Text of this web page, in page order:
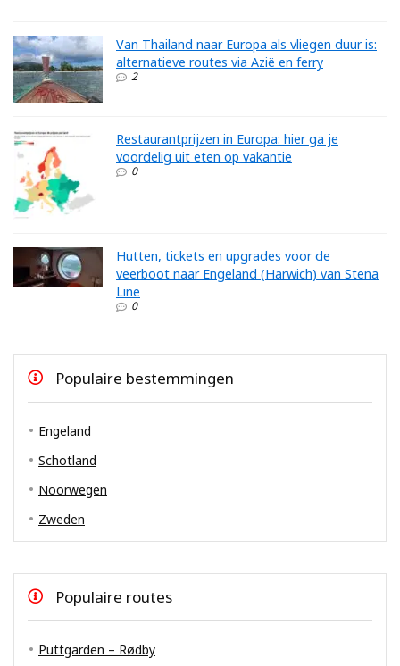
Van Thailand naar Europa als vliegen duur is:
alternatieve routes via Azië en ferry
2
Restaurantprijzen in Europa: hier ga je
voordelig uit eten op vakantie
0
Hutten, tickets en upgrades voor de
veerboot naar Engeland (Harwich) van Stena
Line
0
Populaire bestemmingen
Engeland
Schotland
Noorwegen
Zweden
Populaire routes
Puttgarden – Rødby